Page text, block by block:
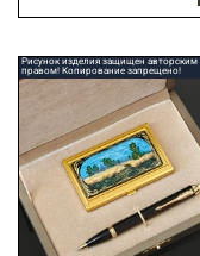
Рисунок изделия защищен авторским
правом! Копирование запрещено!